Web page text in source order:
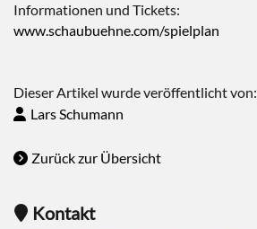
Informationen und Tickets:
www.schaubuehne.com/spielplan
Dieser Artikel wurde veröffentlicht von:
Lars Schumann
Zurück zur Übersicht
Kontakt